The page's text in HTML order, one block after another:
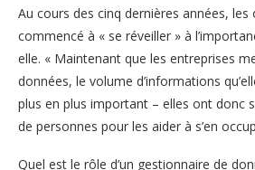
Au cours des cinq dernières années,
commencé à « se réveiller » à
elle. « Maintenant que les entreprises
données, le volume d’informations
plus en plus important – elles ont donc
de personnes pour les aider à s’en
Quel est le rôle d’un gestionnaire de